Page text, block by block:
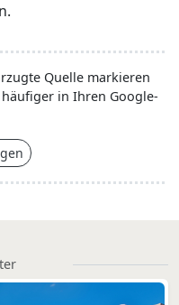
Quelle markieren
in Ihren Google-